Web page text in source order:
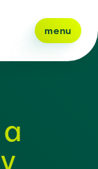
menu